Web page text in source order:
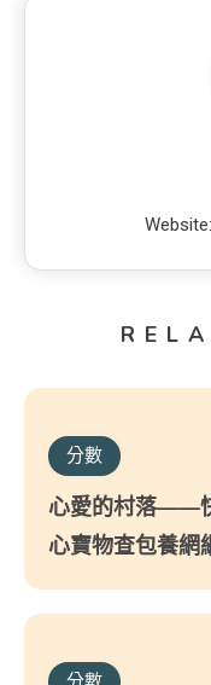
Website:
分數
心愛的村落——
心寶物查包養網